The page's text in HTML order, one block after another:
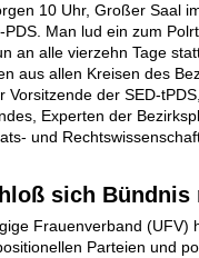
10 Uhr, Großer Saal
Man lud ein zum
an alle vierzehn Tage
aus allen Kreisen des
Vorsitzende der SED-
Experten der
und
sich Bündnis
Frauenverband (UFV)
Parteien und